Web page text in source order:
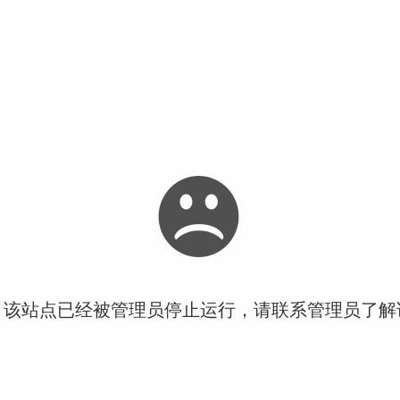
站点已经被管理员停止运行，请联系管理员了